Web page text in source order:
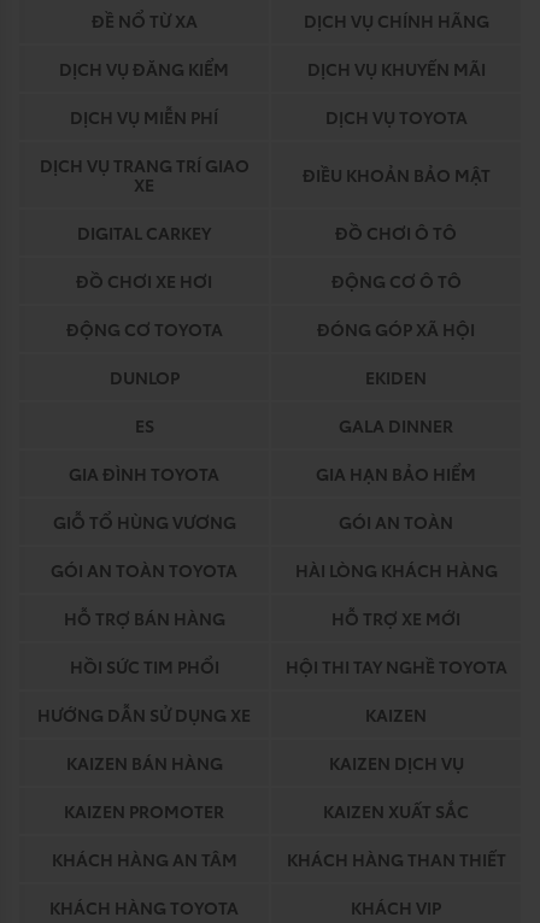
ĐỀ NỔ TỪ XA
DỊCH VỤ CHÍNH HÃNG
DỊCH VỤ ĐĂNG KIỂM
DỊCH VỤ KHUYẾN MÃI
DỊCH VỤ MIỄN PHÍ
DỊCH VỤ TOYOTA
DỊCH VỤ TRANG TRÍ GIAO
XE
ĐIỀU KHOẢN BẢO MẬT
DIGITAL CARKEY
ĐỒ CHƠI Ô TÔ
ĐỒ CHƠI XE HƠI
ĐỘNG CƠ Ô TÔ
ĐỘNG CƠ TOYOTA
ĐÓNG GÓP XÃ HỘI
DUNLOP
EKIDEN
ES
GALA DINNER
GIA ĐÌNH TOYOTA
GIA HẠN BẢO HIỂM
GIỖ TỔ HÙNG VƯƠNG
GÓI AN TOÀN
GÓI AN TOÀN TOYOTA
HÀI LÒNG KHÁCH HÀNG
HỖ TRỢ BÁN HÀNG
HỖ TRỢ XE MỚI
HỒI SỨC TIM PHỔI
HỘI THI TAY NGHỀ TOYOTA
HƯỚNG DẪN SỬ DỤNG XE
KAIZEN
KAIZEN BÁN HÀNG
KAIZEN DỊCH VỤ
KAIZEN PROMOTER
KAIZEN XUẤT SẮC
KHÁCH HÀNG AN TÂM
KHÁCH HÀNG THAN THIẾT
KHÁCH HÀNG TOYOTA
KHÁCH VIP